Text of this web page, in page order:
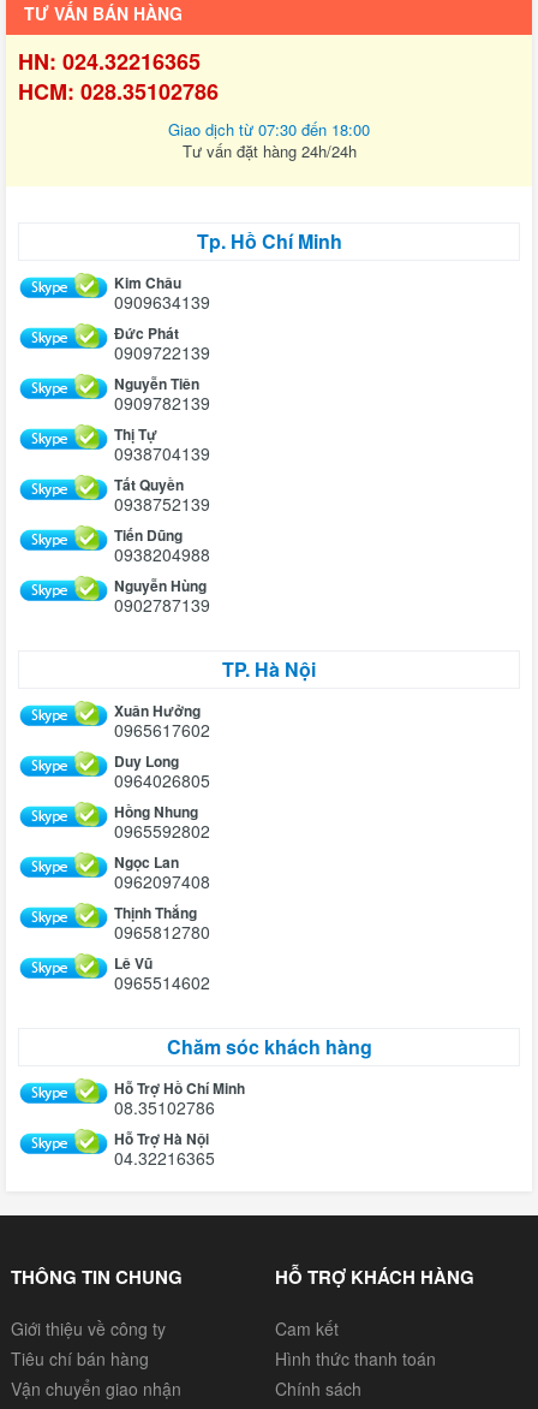
TƯ VẤN BÁN HÀNG
HN: 024.32216365
HCM: 028.35102786
Giao dịch từ 07:30 đến 18:00
Tư vấn đặt hàng 24h/24h
Tp. Hồ Chí Minh
Kim Châu
0909634139
Đức Phát
0909722139
Nguyễn Tiên
0909782139
Thị Tự
0938704139
Tất Quyền
0938752139
Tiến Dũng
0938204988
Nguyễn Hùng
0902787139
TP. Hà Nội
Xuân Hưởng
0965617602
Duy Long
0964026805
Hồng Nhung
0965592802
Ngọc Lan
0962097408
Thịnh Thắng
0965812780
Lê Vũ
0965514602
Chăm sóc khách hàng
Hỗ Trợ Hồ Chí Minh
08.35102786
Hỗ Trợ Hà Nội
04.32216365
THÔNG TIN CHUNG
Giới thiệu về công ty
Tiêu chí bán hàng
Vận chuyển giao nhận
HỖ TRỢ KHÁCH HÀNG
Cam kết
Hình thức thanh toán
Chính sách